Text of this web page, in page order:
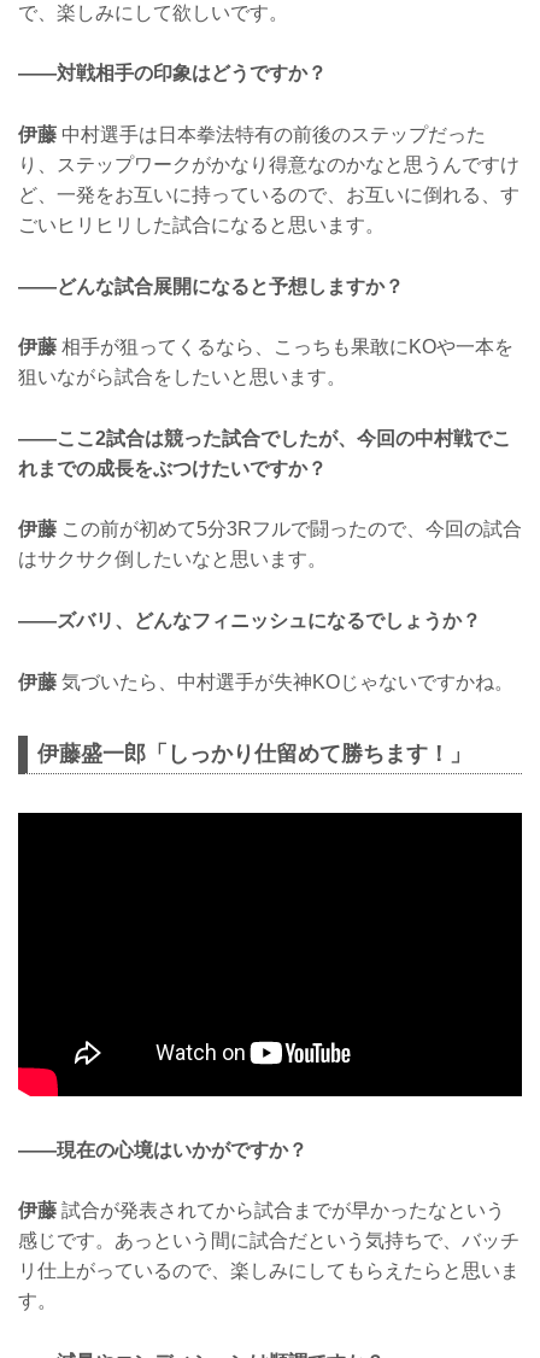
で、楽しみにして欲しいです。
——対戦相手の印象はどうですか？
伊藤 中村選手は日本拳法特有の前後のステップだった
り、ステップワークがかなり得意なのかなと思うんですけ
ど、一発をお互いに持っているので、お互いに倒れる、す
ごいヒリヒリした試合になると思います。
——どんな試合展開になると予想しますか？
伊藤 相手が狙ってくるなら、こっちも果敢にKOや一本を
狙いながら試合をしたいと思います。
——ここ2試合は競った試合でしたが、今回の中村戦でこ
れまでの成長をぶつけたいですか？
伊藤 この前が初めて5分3Rフルで闘ったので、今回の試合
はサクサク倒したいなと思います。
——ズバリ、どんなフィニッシュになるでしょうか？
伊藤 気づいたら、中村選手が失神KOじゃないですかね。
伊藤盛一郎「しっかり仕留めて勝ちます！」
——現在の心境はいかがですか？
伊藤 試合が発表されてから試合までが早かったなという
感じです。あっという間に試合だという気持ちで、バッチ
リ仕上がっているので、楽しみにしてもらえたらと思いま
す。